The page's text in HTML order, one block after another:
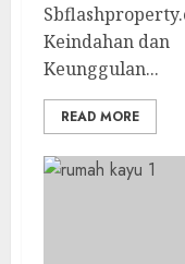
Keindahan dan
Keunggulan...
READ MORE